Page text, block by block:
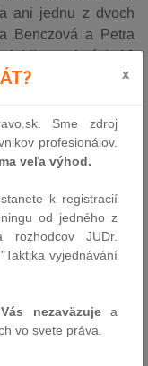
ani jednu z dvoch
Benczová a Petra
potrebných 10
súdu prevzal
na zasadnutie
kandidujú dvaja
Situácia vyvoláva
sa volieb,
a disciplinárnych
Stav prerušeného
orgánov bude
plnenia justičných
x
Sme zdroj
profesionálov.
veľa výhod.
k registracií
od jedného z
rozhodcov JUDr.
vyjednávání
nezaväzujea
vo svete práva.